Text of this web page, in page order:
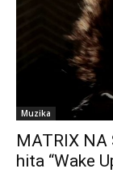
Muzika
MATRIX NA
hita “Wake